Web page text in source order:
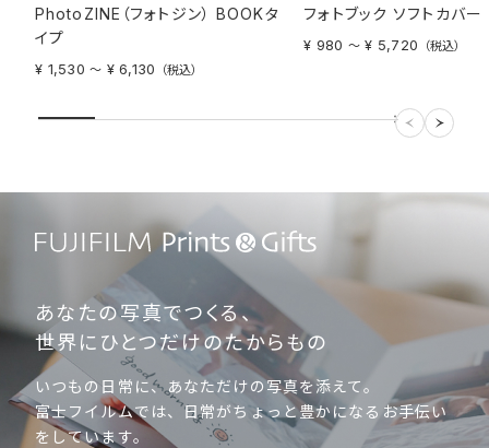
ます。
メール便はポスト投函となります。お届け日が土日祝日の場合は
郵便局の営業日の関係上、翌平日のお届けとなります。また、配送
の特性上、確実なお届け日をお約束できかねます。お急ぎの方は
納期短縮のご要望は承りかねますので余裕をもってご注文くださ
コンビニ受け取りについて商品の受け取り可能時間は受け取り予
写真店受け取りについて、受け取り予定日はあくまで目安になりま
す。配送拠点・ルートの都合上、お届け日が「宅配便」「コンビニで
受け取り」より遅くなります。また、お届け予定日が店舗休業日の
場合は受け取りができません。
ハーフサイズプリントについて、アルバムとセットでご購入の場合、
納期がプラス1日となります。
PhotoZINE（フォトジン） BOOKタ
イプ
¥ 1,530 〜 ¥ 6,130 （税込）
フォトブック ソフトカバー
¥ 980 〜 ¥ 5,720 （税込）
あなたの写真でつくる、
世界にひとつだけのたからもの
いつもの日常に、あなただけの写真を添えて。
富士フイルムでは、日常がちょっと豊かになるお手伝い
をしています。